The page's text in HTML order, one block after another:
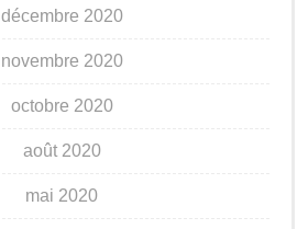
décembre 2020
novembre 2020
octobre 2020
août 2020
mai 2020